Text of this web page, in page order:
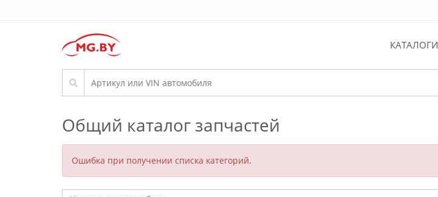
КАТАЛОГИ
Общий каталог запчастей
Ошибка при получении списка категорий.